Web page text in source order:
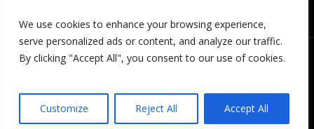
We use cookies to enhance your browsing experience,
serve personalized ads or content, and analyze our traffic.
By clicking "Accept All", you consent to our use of cookies.
Customize Reject All Accept All
Datenschutzerklärung/ © 2023 Cineding Leipzig